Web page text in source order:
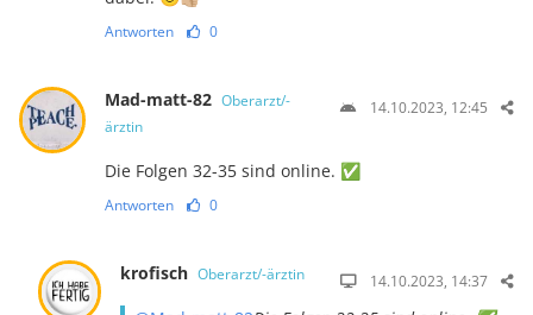
Antworten 0
Mad-matt-82 Oberarzt/-
ärztin
14.10.2023, 12:45
Die Folgen 32-35 sind online. ✅
Antworten 0
krofisch Oberarzt/-ärztin 14.10.2023, 14:37